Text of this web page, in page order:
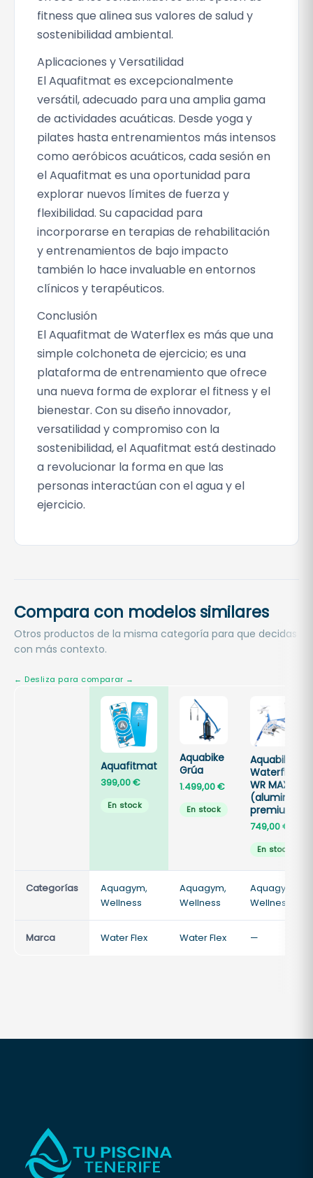
fitness que alinea sus valores de salud y
sostenibilidad ambiental.
Aplicaciones y Versatilidad
El Aquafitmat es excepcionalmente
versátil, adecuado para una amplia gama
de actividades acuáticas. Desde yoga y
pilates hasta entrenamientos más intensos
como aeróbicos acuáticos, cada sesión en
el Aquafitmat es una oportunidad para
explorar nuevos límites de fuerza y
flexibilidad. Su capacidad para
incorporarse en terapias de rehabilitación
y entrenamientos de bajo impacto
también lo hace invaluable en entornos
clínicos y terapéuticos.
Conclusión
El Aquafitmat de Waterflex es más que una
simple colchoneta de ejercicio; es una
plataforma de entrenamiento que ofrece
una nueva forma de explorar el fitness y el
bienestar. Con su diseño innovador,
versatilidad y compromiso con la
sostenibilidad, el Aquafitmat está destinado
a revolucionar la forma en que las
personas interactúan con el agua y el
ejercicio.
Compara con modelos similares
Otros productos de la misma categoría para que decidas
con más contexto.
Aquafitmat
399,00€
En stock
Aquabike
Grúa
1.499,00€
En stock
Aquabike
Waterflex
WR MAX
(aluminio
premium)
749,00€
En stock
Categorías
Aquagym,
Wellness
Aquagym,
Wellness
Aquagym,
Wellness
Marca Water Flex Water Flex —